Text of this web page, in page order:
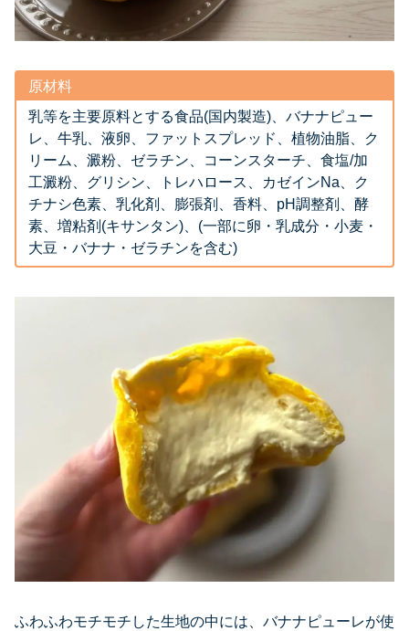
原材料
乳等を主要原料とする食品(国内製造)、バナナピュー
レ、牛乳、液卵、ファットスプレッド、植物油脂、ク
リーム、澱粉、ゼラチン、コーンスターチ、食塩/加
工澱粉、グリシン、トレハロース、カゼインNa、ク
チナシ色素、乳化剤、膨張剤、香料、pH調整剤、酵
素、増粘剤(キサンタン)、(一部に卵・乳成分・小麦・
大豆・バナナ・ゼラチンを含む)
ふわふわモチモチした生地の中には、バナナピューレが使